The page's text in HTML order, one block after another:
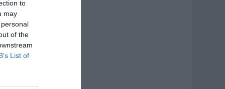
to
may
of the
List of